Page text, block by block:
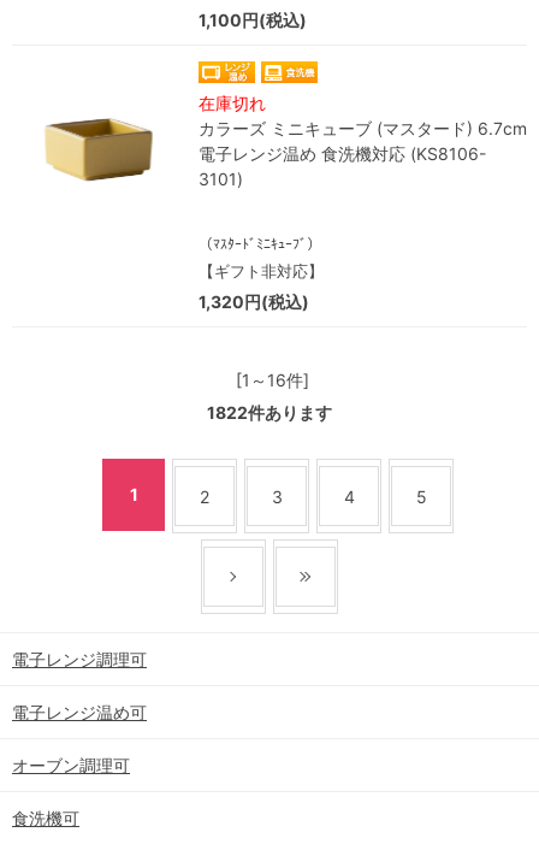
1,100円(税込)
在庫切れ
カラーズ ミニキューブ (マスタード) 6.7cm
電子レンジ温め 食洗機対応 (KS8106-
3101)
（ﾏｽﾀｰﾄﾞﾐﾆｷｭｰﾌﾞ）
【ギフト非対応】
1,320円(税込)
[1～16件]
1822件あります
1 2 3 4 5
電子レンジ調理可
電子レンジ温め可
オーブン調理可
食洗機可